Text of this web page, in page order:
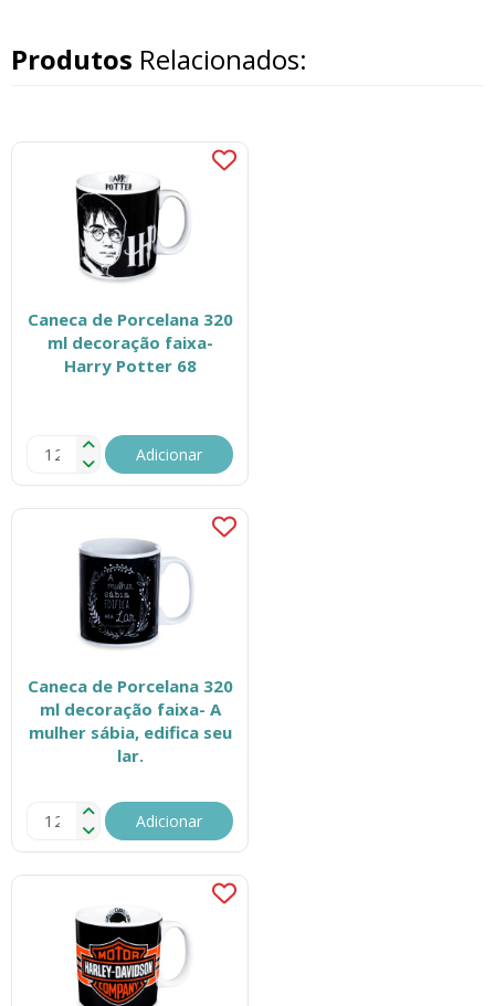
Produtos Relacionados:
Caneca de Porcelana 320
ml decoração faixa-
Harry Potter 68
Adicionar
Caneca de Porcelana 320
ml decoração faixa- A
mulher sábia, edifica seu
lar.
Adicionar